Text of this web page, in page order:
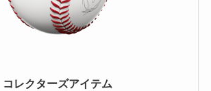
コレクターズアイテム